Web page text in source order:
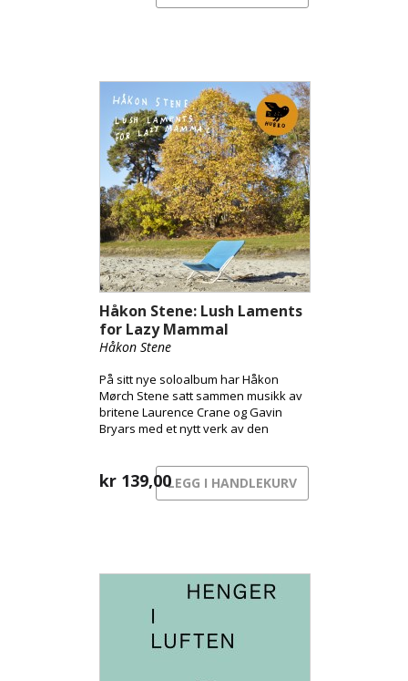
Håkon Stene: Lush Laments
for Lazy Mammal
Håkon Stene
På sitt nye soloalbum har Håkon
Mørch Stene satt sammen musikk av
britene Laurence Crane og Gavin
Bryars med et nytt verk av den
kr 139,00LEGG I HANDLEKURV